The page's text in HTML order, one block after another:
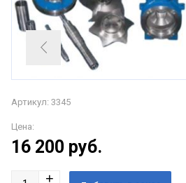
Артикул: 3345
Цена:
16 200 руб.